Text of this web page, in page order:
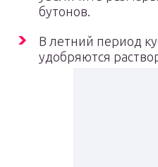
бутонов.
В летний период
удобряются